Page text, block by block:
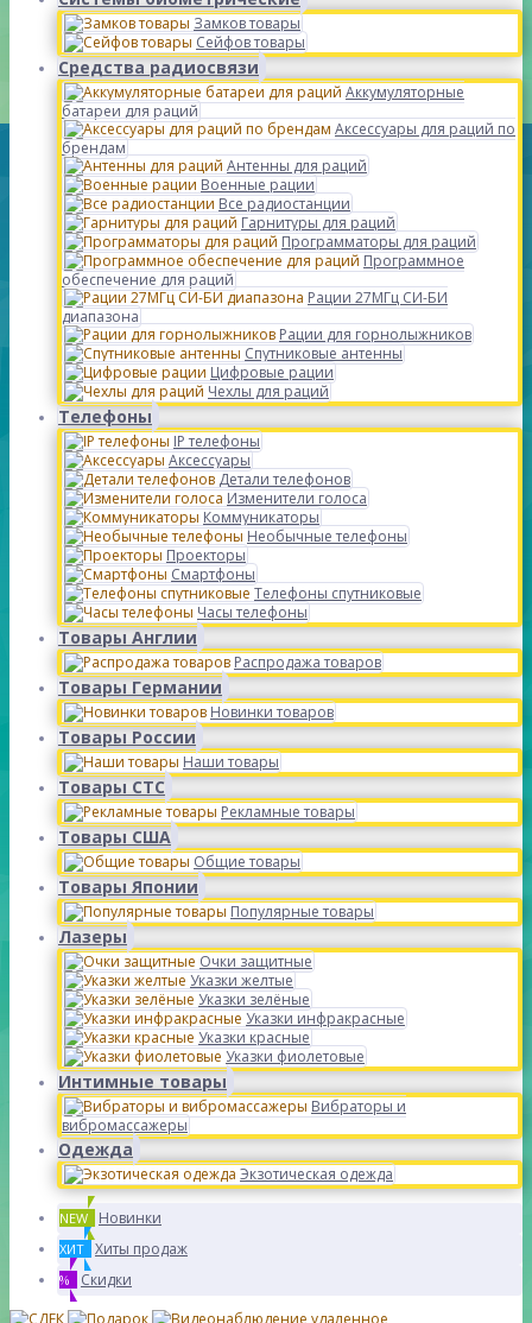
Замков товары
Сейфов товары
Средства радиосвязи
Аккумуляторные
батареи для раций
Аксессуары для раций по
брендам
Антенны для раций
Военные рации
Все радиостанции
Гарнитуры для раций
Программаторы для раций
Программное
обеспечение для раций
Рации 27МГц СИ-БИ
диапазона
Рации для горнолыжников
Спутниковые антенны
Цифровые рации
Чехлы для раций
Телефоны
IP телефоны
Аксессуары
Детали телефонов
Изменители голоса
Коммуникаторы
Необычные телефоны
Проекторы
Смартфоны
Телефоны спутниковые
Часы телефоны
Товары Англии
Распродажа товаров
Товары Германии
Новинки товаров
Товары России
Наши товары
Товары СТС
Рекламные товары
Товары США
Общие товары
Товары Японии
Популярные товары
Лазеры
Очки защитные
Указки желтые
Указки зелёные
Указки инфракрасные
Указки красные
Указки фиолетовые
Интимные товары
Вибраторы и
вибромассажеры
Одежда
Экзотическая одежда
NEW Новинки
ХИТ Хиты продаж
% Скидки